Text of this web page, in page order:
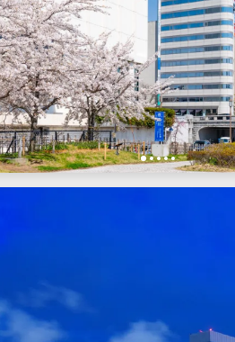
1 2345